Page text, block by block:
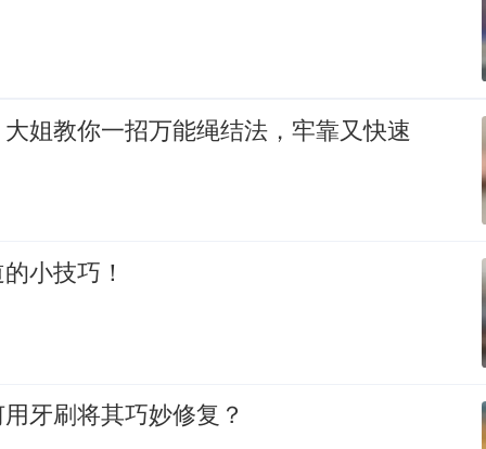
姐教你一招万能绳结法，牢靠又快速
小技巧！
牙刷将其巧妙修复？